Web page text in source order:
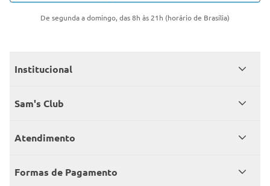
De segunda a domingo, das 8h às 21h (horário de Brasília)
Institucional
Quem somos
Encontre um Clube
Sam's Club
Seja sócio
Member’s Mark
Atendimento
Fale conosco
Formas de Pagamento